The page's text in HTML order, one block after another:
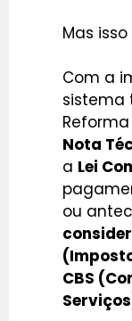
Mas
Com a
sistema
Nota
a Lei
ou
CBS